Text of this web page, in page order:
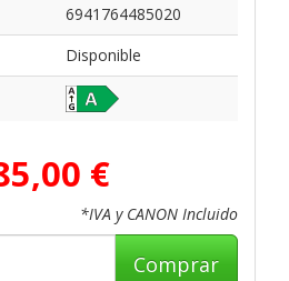
6941764485020
Disponible
€
*IVA y CANON Incluido
Comprar